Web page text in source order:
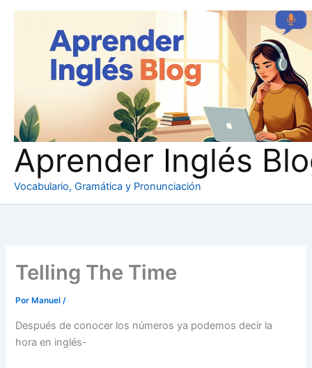
Aprender Inglés
Vocabulario, Gramática y Pronunciación
Telling The Time
Por Manuel/
Después de conocer los números ya podemos decir la
hora en inglés-